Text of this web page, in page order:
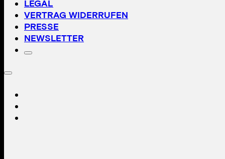
LEGAL
VERTRAG WIDERRUFEN
PRESSE
NEWSLETTER